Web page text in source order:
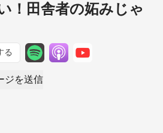
！田舎者の妬みじゃ
る
ジを送信